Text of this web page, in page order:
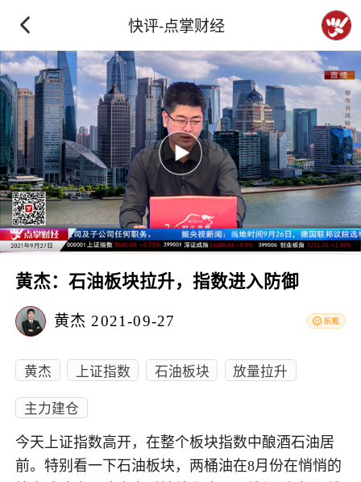
快评-点掌财经
黄杰：石油板块拉升，指数进入防御
黄杰 2021-09-27
黄杰 上证指数 石油板块
放量拉升
主力建仓
今天上证指数高开，在整个板块指数中酿酒石油居
前。特别看一下石油板块，两桶油在8月份在悄悄的